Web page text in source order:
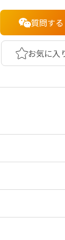
質問する
お気に入